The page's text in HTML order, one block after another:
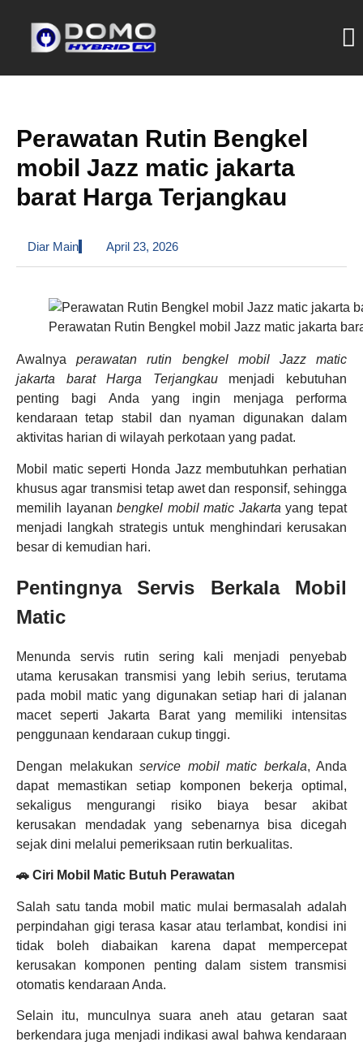
Perawatan Rutin Bengkel
mobil Jazz matic jakarta
barat Harga Terjangkau
Diar Main April 23, 2026
Perawatan Rutin Bengkel mobil Jazz matic jakarta
Awalnyaperawatan rutin bengkel mobil Jazz matic
jakarta barat Harga Terjangkaumenjadi kebutuhan
penting bagi Anda yang ingin menjaga performa
kendaraan tetap stabil dan nyaman digunakan dalam
aktivitas harian di wilayah perkotaan yang padat.
Mobil matic seperti Honda Jazz membutuhkan perhatian
khusus agar transmisi tetap awet dan responsif, sehingga
memilih layananbengkel mobil matic Jakarta yang tepat
menjadi langkah strategis untuk menghindari kerusakan
besar di kemudian hari.
Pentingnya Servis Berkala Mobil
Matic
Menunda servis rutin sering kali menjadi penyebab
utama kerusakan transmisi yang lebih serius, terutama
pada mobil matic yang digunakan setiap hari di jalanan
macet seperti Jakarta Barat yang memiliki intensitas
penggunaan kendaraan cukup tinggi.
Dengan melakukan service mobil matic berkala, Anda
dapat memastikan setiap komponen bekerja optimal,
sekaligus mengurangi risiko biaya besar akibat
kerusakan mendadak yang sebenarnya bisa dicegah
sejak dini melalui pemeriksaan rutin berkualitas.
🚗 Ciri Mobil Matic Butuh Perawatan
Salah satu tanda mobil matic mulai bermasalah adalah
perpindahan gigi terasa kasar atau terlambat, kondisi ini
tidak boleh diabaikan karena dapat mempercepat
kerusakan komponen penting dalam sistem transmisi
otomatis kendaraan Anda.
Selain itu, munculnya suara aneh atau getaran saat
berkendara juga menjadi indikasi awal bahwa kendaraan